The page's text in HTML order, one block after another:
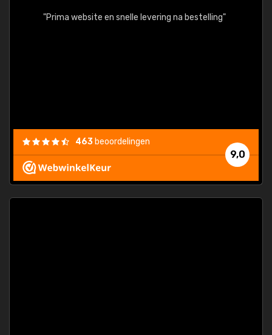
"Prima website en snelle levering na bestelling"
9,0
463 beoordelingen